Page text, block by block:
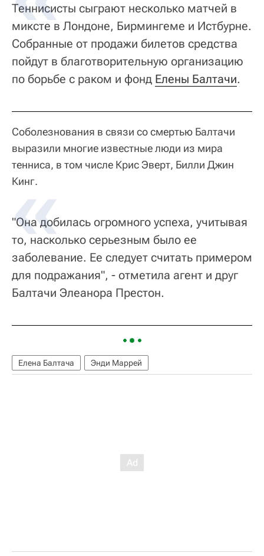
Теннисисты сыграют несколько матчей в
миксте в Лондоне, Бирмингеме и Истбурне.
Собранные от продажи билетов средства
пойдут в благотворительную организацию
по борьбе с раком и фонд Елены Балтачи.
Соболезнования в связи со смертью Балтачи
выразили многие известные люди из мира
тенниса, в том числе Крис Эверт, Билли Джин
Кинг.
"Она добилась огромного успеха, учитывая
то, насколько серьезным было ее
заболевание. Ее следует считать примером
для подражания", - отметила агент и друг
Балтачи Элеанора Престон.
Елена Балтача Энди Маррей